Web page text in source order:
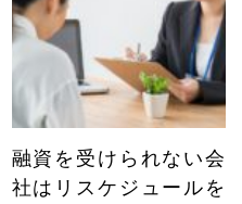
融資を受けられない会
社はリスケジュールを